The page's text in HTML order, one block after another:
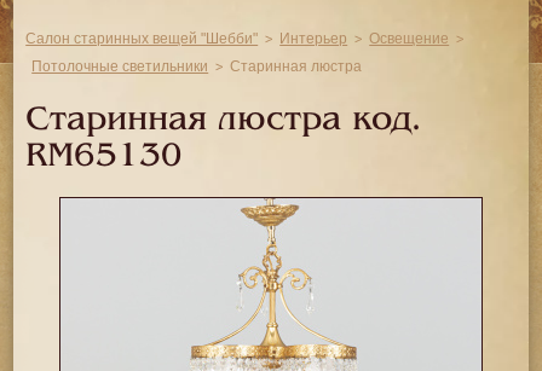
Салон старинных вещей "Шебби" Интерьер
Освещение
Потолочные светильники
Старинная люстра
Старинная люстра код.
RM65130